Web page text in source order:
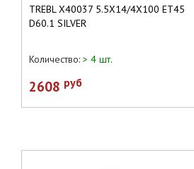
TREBL X40037 5.5X14/4X100 ET45
D60.1 SILVER
Количество: > 4 шт.
2608 руб